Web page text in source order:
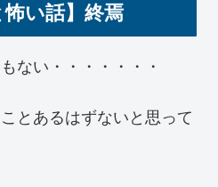
怖い話】終焉
ない・・・・・・・
とあるはずないと思って